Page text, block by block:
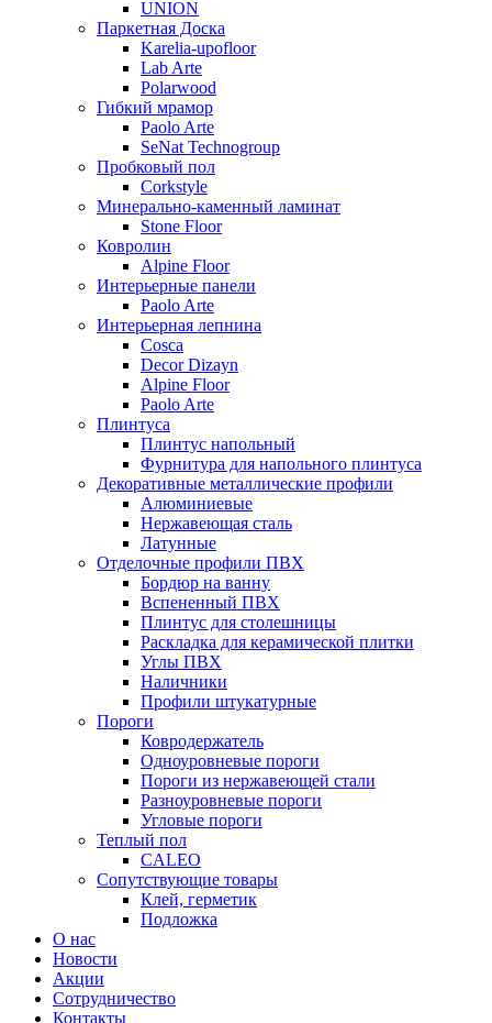
UNION
Паркетная Доска
Karelia-upofloor
Lab Arte
Polarwood
Гибкий мрамор
Paolo Arte
SeNat Technogroup
Пробковый пол
Corkstyle
Минерально-каменный ламинат
Stone Floor
Ковролин
Alpine Floor
Интерьерные панели
Paolo Arte
Интерьерная лепнина
Cosca
Decor Dizayn
Alpine Floor
Paolo Arte
Плинтуса
Плинтус напольный
Фурнитура для напольного плинтуса
Декоративные металлические профили
Алюминиевые
Нержавеющая сталь
Латунные
Отделочные профили ПВХ
Бордюр на ванну
Вспененный ПВХ
Плинтус для столешницы
Раскладка для керамической плитки
Углы ПВХ
Наличники
Профили штукатурные
Пороги
Ковродержатель
Одноуровневые пороги
Пороги из нержавеющей стали
Разноуровневые пороги
Угловые пороги
Теплый пол
CALEO
Сопутствующие товары
Клей, герметик
Подложка
О нас
Новости
Акции
Сотрудничество
Контакты